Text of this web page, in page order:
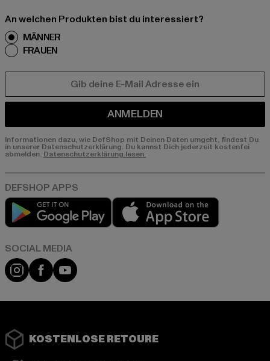
An welchen Produkten bist du interessiert?
MÄNNER
FRAUEN
ANMELDEN
Informationen dazu, wie DefShop mit Deinen Daten umgeht, findest Du
in unserer Datenschutzerklärung. Du kannst Dich jederzeit kostenfei
abmelden. Datenschutzerklärung lesen.
Play market
Instagram
FacebookYouTube
KOSTENLOSE RETOURE